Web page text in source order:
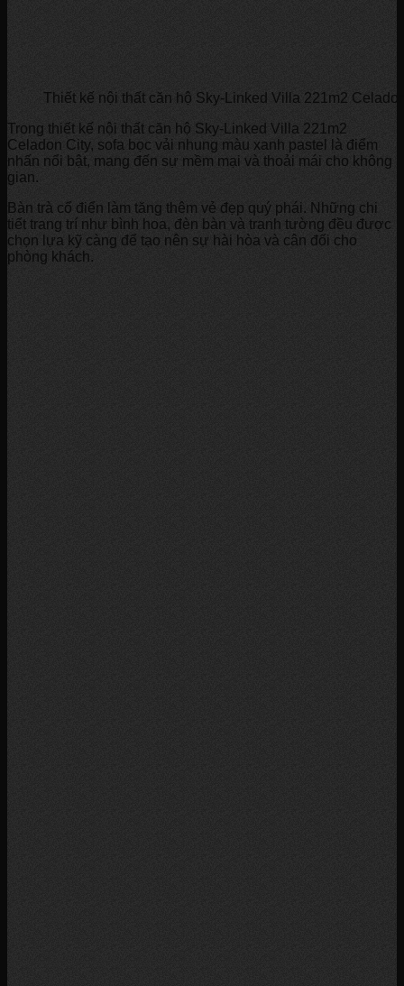
Thiết kế nội thất căn hộ Sky-Linked Villa 221m2
Trong thiết kế nội thất căn hộ Sky-Linked Villa 221m2
Celadon City, sofa bọc vải nhung màu xanh pastel là điểm
nhấn nổi bật, mang đến sự mềm mại và thoải mái cho không
gian.
Bàn trà cổ điển làm tăng thêm vẻ đẹp quý phái. Những chi
tiết trang trí như bình hoa, đèn bàn và tranh tường đều được
chọn lựa kỹ càng để tạo nên sự hài hòa và cân đối cho
phòng khách.